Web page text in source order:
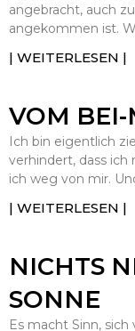
angebracht, auch
angekommen ist.
| WEITERLESEN |
VOM BEI-
Ich bin eigentlich
verhindert, dass ich
ich weg von mir.
| WEITERLESEN |
NICHTS
SONNE
Es macht Sinn,